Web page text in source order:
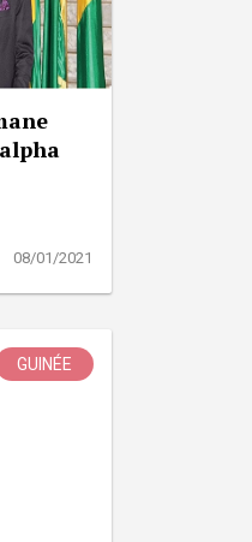
08/01/2021
GUINÉE